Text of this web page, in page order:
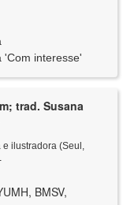
interesse'
trad. Susana
e ilustradora (Seul,
BMSV,